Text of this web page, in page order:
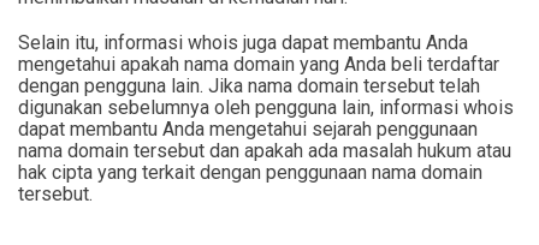
Selain itu, informasi whois juga dapat membantu Anda
mengetahui apakah nama domain yang Anda beli terdaftar
dengan pengguna lain. Jika nama domain tersebut telah
digunakan sebelumnya oleh pengguna lain, informasi whois
dapat membantu Anda mengetahui sejarah penggunaan
nama domain tersebut dan apakah ada masalah hukum atau
hak cipta yang terkait dengan penggunaan nama domain
tersebut.